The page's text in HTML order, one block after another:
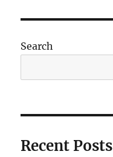
Search
Recent Posts